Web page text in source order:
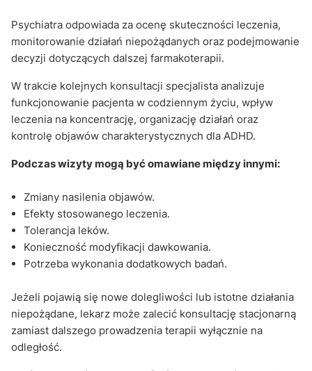
Psychiatra odpowiada za ocenę skuteczności leczenia,
monitorowanie działań niepożądanych oraz podejmowanie
decyzji dotyczących dalszej farmakoterapii.
W trakcie kolejnych konsultacji specjalista analizuje
funkcjonowanie pacjenta w codziennym życiu, wpływ
leczenia na koncentrację, organizację działań oraz
kontrolę objawów charakterystycznych dla ADHD.
Podczas wizyty mogą być omawiane między innymi:
Zmiany nasilenia objawów.
Efekty stosowanego leczenia.
Tolerancja leków.
Konieczność modyfikacji dawkowania.
Potrzeba wykonania dodatkowych badań.
Jeżeli pojawią się nowe dolegliwości lub istotne działania
niepożądane, lekarz może zalecić konsultację stacjonarną
zamiast dalszego prowadzenia terapii wyłącznie na
odległość.